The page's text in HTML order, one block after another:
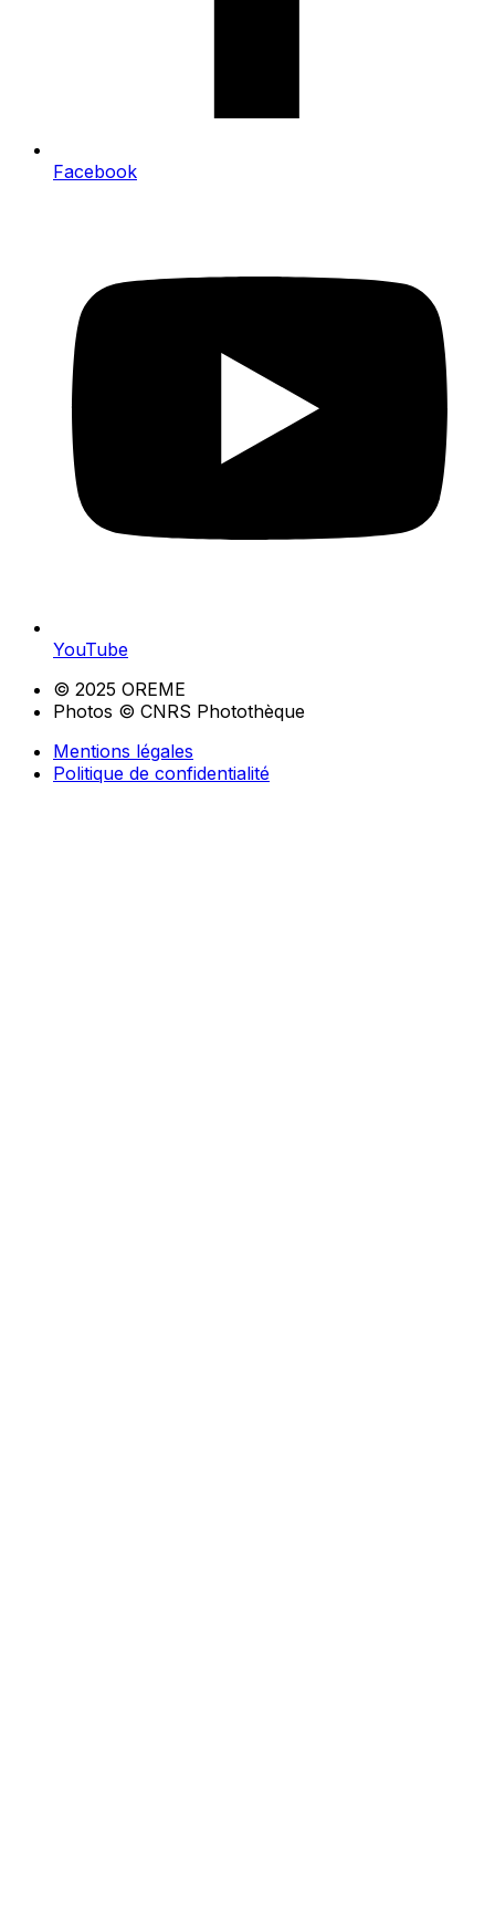
Facebook
YouTube
© 2025 OREME
Photos © CNRS Photothèque
Mentions légales
Politique de confidentialité